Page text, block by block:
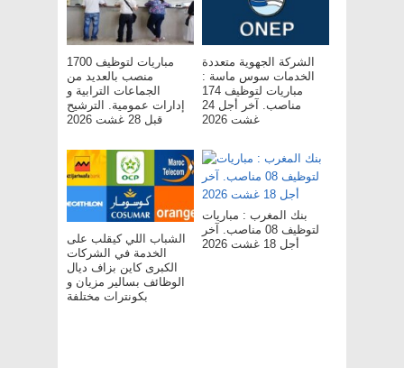
مباريات لتوظيف 1700
منصب بالعديد من
الجماعات الترابية و
إدارات عمومية. الترشيح
قبل 28 غشت 2026
الشركة الجهوية متعددة
الخدمات سوس ماسة :
مباريات لتوظيف 174
مناصب. آخر أجل 24
غشت 2026
الشباب اللي كيقلب على
الخدمة في الشركات
الكبرى كاين بزاف ديال
الوظائف بسالير مزيان و
بكونترات مختلفة
بنك المغرب : مباريات
لتوظيف 08 مناصب. آخر
أجل 18 غشت 2026